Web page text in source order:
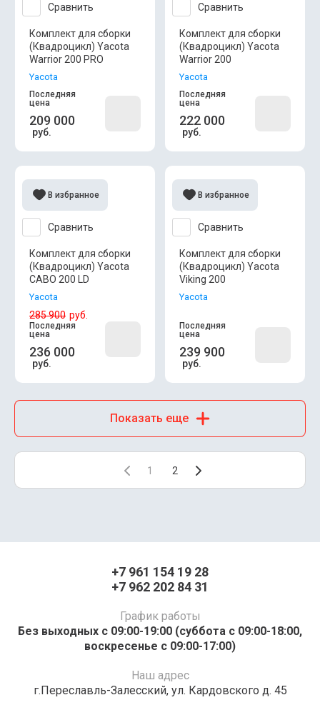
Сравнить
Комплект для сборки
(Квадроцикл) Yacota
Warrior 200 PRO
Yacota
Последняя
цена
209 000
руб.
Сравнить
Комплект для сборки
(Квадроцикл) Yacota
Warrior 200
Yacota
Последняя
цена
222 000
руб.
Сравнить
В избранное
Комплект для сборки
(Квадроцикл) Yacota
CABO 200 LD
Yacota
285 900 руб.
Последняя
цена
236 000
руб.
Сравнить
В избранное
Комплект для сборки
(Квадроцикл) Yacota
Viking 200
Yacota
Последняя
цена
239 900
руб.
Показать еще
1 2
+7 961 154 19 28
+7 962 202 84 31
График работы
Без выходных с 09:00-19:00 (суббота с 09:00-18:00,
воскресенье с 09:00-17:00)
Наш адрес
г.Переславль-Залесский, ул. Кардовского д. 45